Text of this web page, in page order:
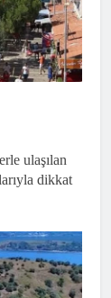
ulaşılan
dikkat